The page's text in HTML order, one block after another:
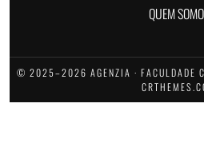
QUEM
© 2025–2026 AGENZIA · FACULDADE